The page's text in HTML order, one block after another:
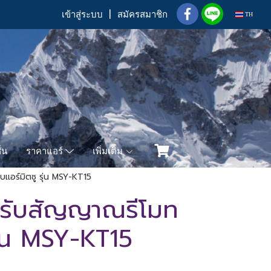
เข้าสู่ระบบ สมัครสมาชิก TH
น ราคาแอร์ เพิ่มเติม
อร์มิตซู รุ่น MSY-KT15
รับสัญญาณรีโมท
MSY-KT15